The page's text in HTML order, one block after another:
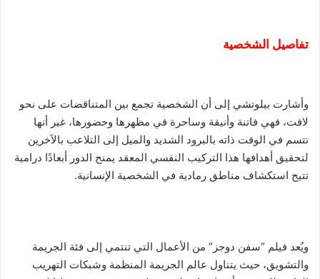
تفاصيل الشخصية
وأشارت بيلوتشي إلى أن الشخصية تجمع بين المتناقضات على نحو
لافت، فهي فاتنة وأنيقة وساحرة في مظهرها وحضورها، غير أنها
تتسم في الوقت ذاته بالبرود الشديد والميل إلى التلاعب بالآخرين
لتحقيق أهدافها هذا التركيب النفسي المعقد يمنح الدور أبعادًا درامية
تتيح استكشاف مناطق رمادية في الشخصية الإنسانية.
ويُعد فيلم “سفن دوجز” من الأعمال التي تنتمي إلى فئة الجريمة
والتشويق، حيث يتناول عالم الجريمة المنظمة وشبكات التهريب